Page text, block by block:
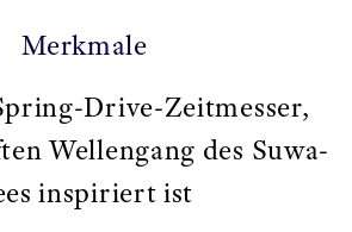
Merkmale
Drive-Zeitmesser,
Wellengang des Suwa-
inspiriert ist